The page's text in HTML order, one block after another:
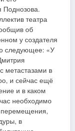
Поднозова.
театра
об
у создателя
следующее: «У
метастазами в
и сейчас ещё
и в каком
необходимо
перемещения,
в